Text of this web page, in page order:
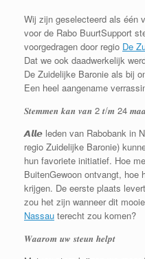
Wij zijn geselecteerd als één
voor de Rabo BuurtSupport
voorgedragen door regio De
Dat we ook daadwerkelijk
De Zuidelijke Baronie als bij
Een heel aangename
𝑺𝒕𝒆𝒎𝒎𝒆𝒏 𝒌𝒂𝒏 𝒗𝒂𝒏 2 𝒕/𝒎 24
𝘼𝙡𝙡𝙚 leden van Rabobank in
regio Zuidelijke Baronie)
hun favoriete initiatief. Hoe
BuitenGewoon ontvangt, hoe
krijgen. De eerste plaats
zou het zijn wanneer dit
Nassau terecht zou komen?
𝑾𝒂𝒂𝒓𝒐𝒎 𝒖𝒘 𝒔𝒕𝒆𝒖𝒏 𝒉𝒆𝒍𝒑𝒕